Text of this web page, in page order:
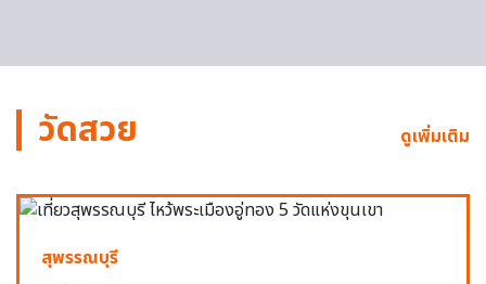
วัดสวย ดูเพิ่มเติม
สุพรรณบุรี